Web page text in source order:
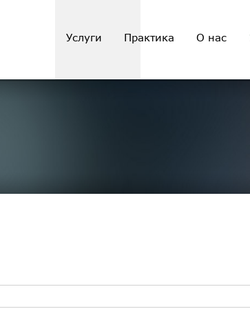
Услуги Практика О нас